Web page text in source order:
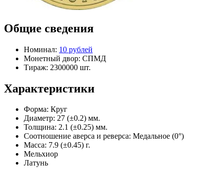
Общие сведения
Номинал: 10 рублей
Монетный двор: СПМД
Тираж: 2300000 шт.
Характеристики
Форма: Круг
Диаметр: 27 (±0.2) мм.
Толщина: 2.1 (±0.25) мм.
Соотношение аверса и реверса: Медальное (0°)
Масса: 7.9 (±0.45) г.
Мельхиор
Латунь